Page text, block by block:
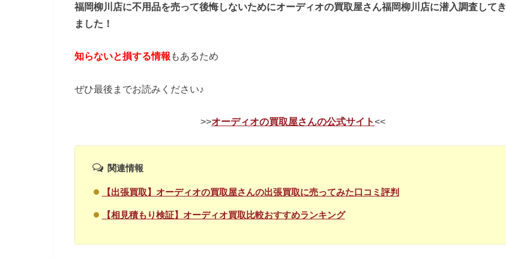
福岡柳川店に不用品を売って後悔しないためにオーディオの買取屋さん福岡柳川店に潜入調査してき
ました！
知らないと損する情報 もあるため
ぜひ最後までお読みください♪
>>オーディオの買取屋さんの公式サイト<<
関連情報
【出張買取】オーディオの買取屋さんの出張買取に売ってみた口コミ評判
【相見積もり検証】オーディオ買取比較おすすめランキング